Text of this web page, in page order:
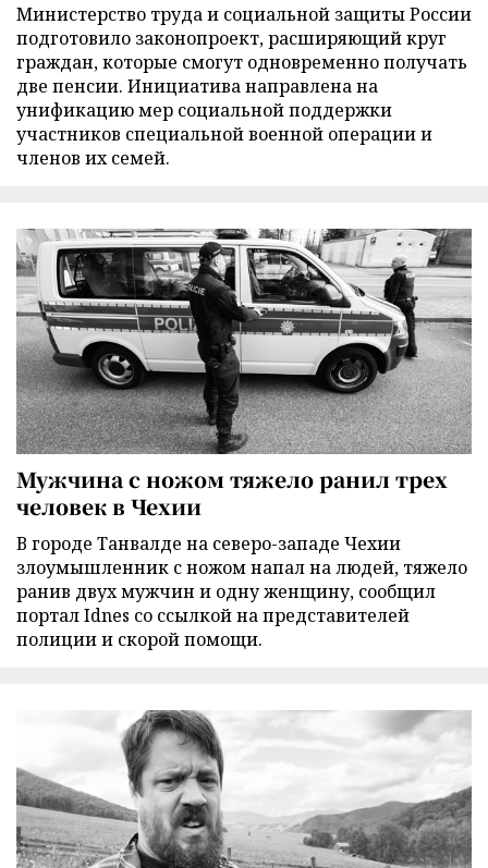
Министерство труда и социальной защиты России
подготовило законопроект, расширяющий круг
граждан, которые смогут одновременно получать
две пенсии. Инициатива направлена на
унификацию мер социальной поддержки
участников специальной военной операции и
членов их семей.
Мужчина с ножом тяжело ранил трех
человек в Чехии
В городе Танвалде на северо-западе Чехии
злоумышленник с ножом напал на людей, тяжело
ранив двух мужчин и одну женщину, сообщил
портал Idnes со ссылкой на представителей
полиции и скорой помощи.